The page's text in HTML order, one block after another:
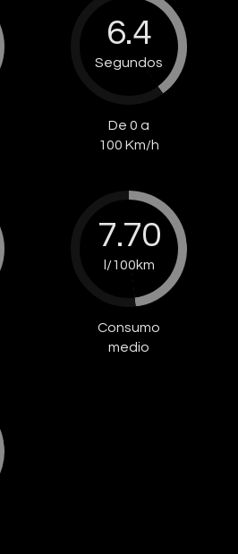
6.4
Segundos
De 0 a
100 Km/h
7.70
l/100km
Consumo
medio